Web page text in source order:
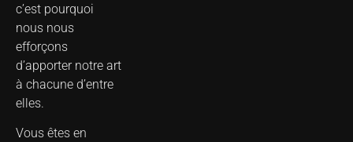
c’est pourquoi
nous nous
efforçons
d’apporter notre art
à chacune d’entre
elles.
Vous êtes en